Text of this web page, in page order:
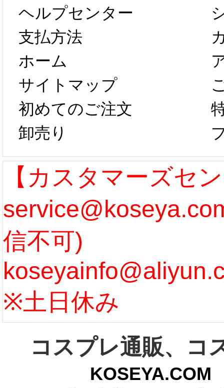
以後のご注文
は、2月25日か
らコスプレ制
作、発送予定と
なります。 ...
[more]
新春
字半
第二
たし
ル期
まで
う...
ヘルプセンター
支払方法
ホーム
サイトマップ
初めてのご注文
卸売り
【カスタマーズセ
信不可)
※土日休み
コスプレ通販、コ